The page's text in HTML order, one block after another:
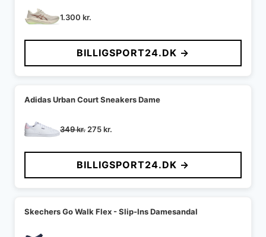
1.300 kr.
BILLIGSPORT24.DK →
Adidas Urban Court Sneakers Dame
349kr. Den
pris
var:
349 kr..
275kr.
pris
er:
275 kr..
BILLIGSPORT24.DK →
Skechers Go Walk Flex - Slip-Ins Damesandal